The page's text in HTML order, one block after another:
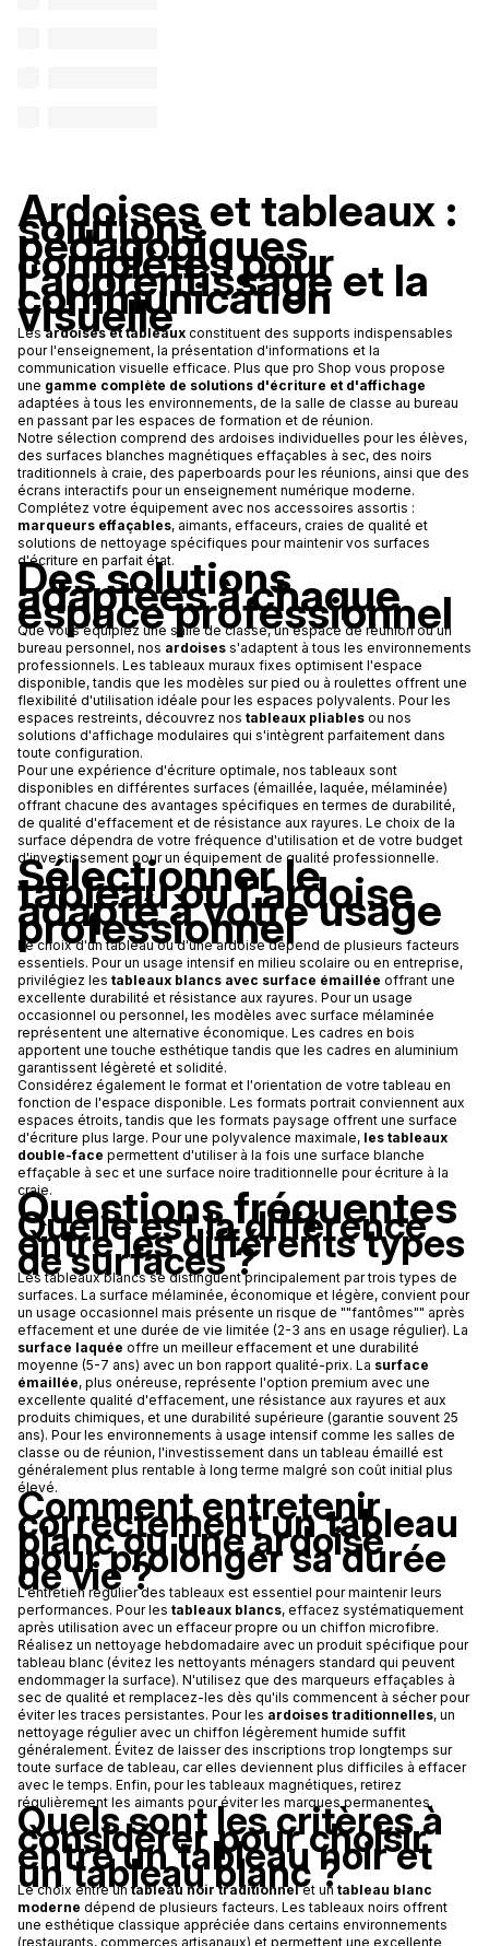
Ardoises et tableaux :
solutions
pédagogiques
complètes pour
l'apprentissage et la
communication
visuelle
Lesardoises et tableaux constituent des supports indispensables
pour l'enseignement, la présentation d'informations et la
communication visuelle efficace. Plus que pro Shop vous propose
une gamme complète de solutions d'écriture et d'affichage
adaptées à tous les environnements, de la salle de classe au bureau
en passant par les espaces de formation et de réunion.
Notre sélection comprend des ardoises individuelles pour les élèves,
des surfaces blanches magnétiques effaçables à sec, des noirs
traditionnels à craie, des paperboards pour les réunions, ainsi que des
écrans interactifs pour un enseignement numérique moderne.
Complétez votre équipement avec nos accessoires assortis :
marqueurs effaçables, aimants, effaceurs, craies de qualité et
solutions de nettoyage spécifiques pour maintenir vos surfaces
d'écriture en parfait état.
Des solutions
adaptées à chaque
espace professionnel
Que vous équipiez une salle de classe, un espace de réunion ou un
bureau personnel, nos ardoises s'adaptent à tous les environnements
professionnels. Les tableaux muraux fixes optimisent l'espace
disponible, tandis que les modèles sur pied ou à roulettes offrent une
flexibilité d'utilisation idéale pour les espaces polyvalents. Pour les
espaces restreints, découvrez nos tableaux pliables ou nos
solutions d'affichage modulaires qui s'intègrent parfaitement dans
toute configuration.
Pour une expérience d'écriture optimale, nos tableaux sont
disponibles en différentes surfaces (émaillée, laquée, mélaminée)
offrant chacune des avantages spécifiques en termes de durabilité,
de qualité d'effacement et de résistance aux rayures. Le choix de la
surface dépendra de votre fréquence d'utilisation et de votre budget
d'investissement pour un équipement de qualité professionnelle.
Sélectionner le
tableau ou l'ardoise
adapté à votre usage
professionnel
Le choix d'un tableau ou d'une ardoise dépend de plusieurs facteurs
essentiels. Pour un usage intensif en milieu scolaire ou en entreprise,
privilégiez les tableaux blancs avec surface émaillée offrant une
excellente durabilité et résistance aux rayures. Pour un usage
occasionnel ou personnel, les modèles avec surface mélaminée
représentent une alternative économique. Les cadres en bois
apportent une touche esthétique tandis que les cadres en aluminium
garantissent légèreté et solidité.
Considérez également le format et l'orientation de votre tableau en
fonction de l'espace disponible. Les formats portrait conviennent aux
espaces étroits, tandis que les formats paysage offrent une surface
d'écriture plus large. Pour une polyvalence maximale, les tableaux
double-face permettent d'utiliser à la fois une surface blanche
effaçable à sec et une surface noire traditionnelle pour écriture à la
craie.
Questions fréquentes
Quelle est la différence
entre les différents types
de surfaces ?
Les tableaux blancs se distinguent principalement par trois types de
surfaces. La surface mélaminée, économique et légère, convient pour
un usage occasionnel mais présente un risque de ""fantômes"" après
effacement et une durée de vie limitée (2-3 ans en usage régulier). La
surface laquée offre un meilleur effacement et une durabilité
moyenne (5-7 ans) avec un bon rapport qualité-prix. La surface
émaillée, plus onéreuse, représente l'option premium avec une
excellente qualité d'effacement, une résistance aux rayures et aux
produits chimiques, et une durabilité supérieure (garantie souvent 25
ans). Pour les environnements à usage intensif comme les salles de
classe ou de réunion, l'investissement dans un tableau émaillé est
généralement plus rentable à long terme malgré son coût initial plus
élevé.
Comment entretenir
correctement un tableau
blanc ou une ardoise
pour prolonger sa durée
de vie ?
L'entretien régulier des tableaux est essentiel pour maintenir leurs
performances. Pour les tableaux blancs, effacez systématiquement
après utilisation avec un effaceur propre ou un chiffon microfibre.
Réalisez un nettoyage hebdomadaire avec un produit spécifique pour
tableau blanc (évitez les nettoyants ménagers standard qui peuvent
endommager la surface). N'utilisez que des marqueurs effaçables à
sec de qualité et remplacez-les dès qu'ils commencent à sécher pour
éviter les traces persistantes. Pour les ardoises traditionnelles, un
nettoyage régulier avec un chiffon légèrement humide suffit
généralement. Évitez de laisser des inscriptions trop longtemps sur
toute surface de tableau, car elles deviennent plus difficiles à effacer
avec le temps. Enfin, pour les tableaux magnétiques, retirez
régulièrement les aimants pour éviter les marques permanentes.
Quels sont les critères à
considérer pour choisir
entre un tableau noir et
un tableau blanc ?
Le choix entre un tableau noir traditionnelet un tableau blanc
moderne dépend de plusieurs facteurs. Les tableaux noirs offrent
une esthétique classique appréciée dans certains environnements
(restaurants, commerces artisanaux) et permettent une excellente